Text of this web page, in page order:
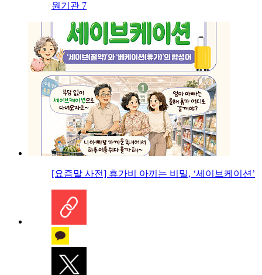
원기관 7
[요즘말 사전] 휴가비 아끼는 비밀, ‘세이브케이션’